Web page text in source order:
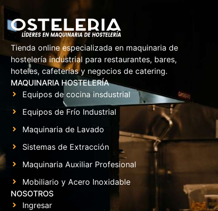
Tienda online especializada en maquinaria de
hostelería industrial para restaurantes, bares,
hoteles, cafeterías y negocios de catering.
MAQUINARIA HOSTELERÍA
Equipos de cocina insdustrial
Equipos de Frío Industrial
Maquinaria de Lavado
Sistemas de Extracción
Maquinaria Auxiliar Profesional
Mobiliario y Acero Inoxidable
NOSOTROS
Ingresar